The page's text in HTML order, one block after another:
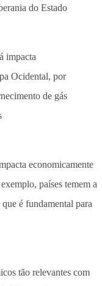
do Estado
economicamente
países temem a
é fundamental para